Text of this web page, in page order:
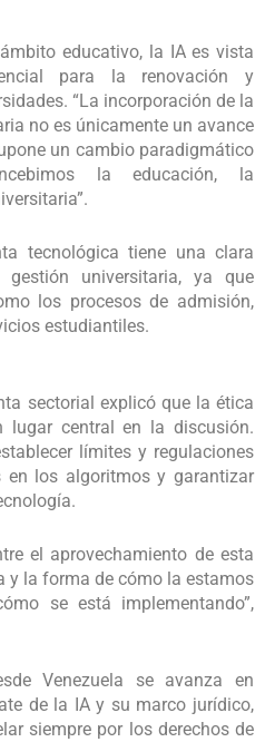
educativo, la IA es vista
para la renovación y
“La incorporación de la
no es únicamente un avance
un cambio paradigmático
la educación, la
tecnológica tiene una clara
universitaria, ya que
los procesos de admisión,
estudiantiles.
sectorial explicó que la ética
central en la discusión.
límites y regulaciones
en los algoritmos y garantizar
el aprovechamiento de esta
y la forma de cómo la estamos
se está implementando”,
Venezuela se avanza en
de la IA y su marco jurídico,
siempre por los derechos de